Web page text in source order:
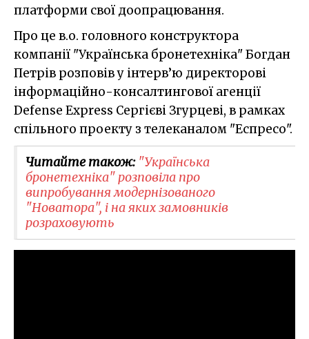
платформи свої доопрацювання.
Про це в.о. головного конструктора
компанії "Українська бронетехніка" Богдан
Петрів розповів у інтерв’ю директорові
інформаційно-консалтингової агенції
Defense Express Сергієві Згурцеві, в рамках
спільного проекту з телеканалом "Еспресо".
Читайте також: "Українська
бронетехніка" розповіла про
випробування модернізованого
"Новатора", і на яких замовників
розраховують